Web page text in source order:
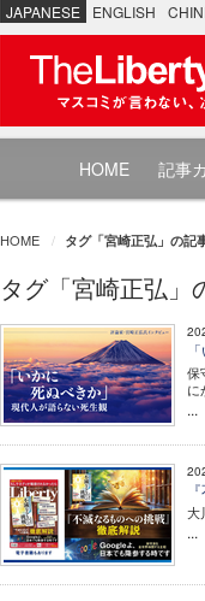
JAPANESE ENGLISH
HOME 記事
HOME タグ「宮崎正弘」の記
タグ「宮崎正弘」
保
に
...
大
...